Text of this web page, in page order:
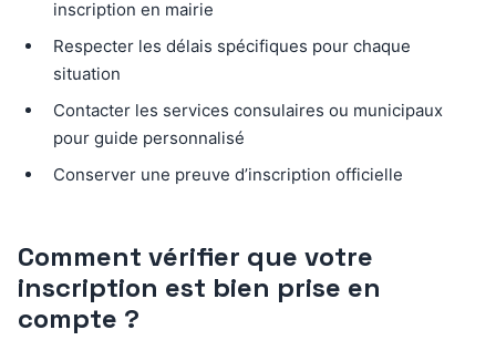
inscription en mairie
Respecter les délais spécifiques pour chaque
situation
Contacter les services consulaires ou municipaux
pour guide personnalisé
Conserver une preuve d’inscription officielle
Comment vérifier que votre
inscription est bien prise en
compte ?